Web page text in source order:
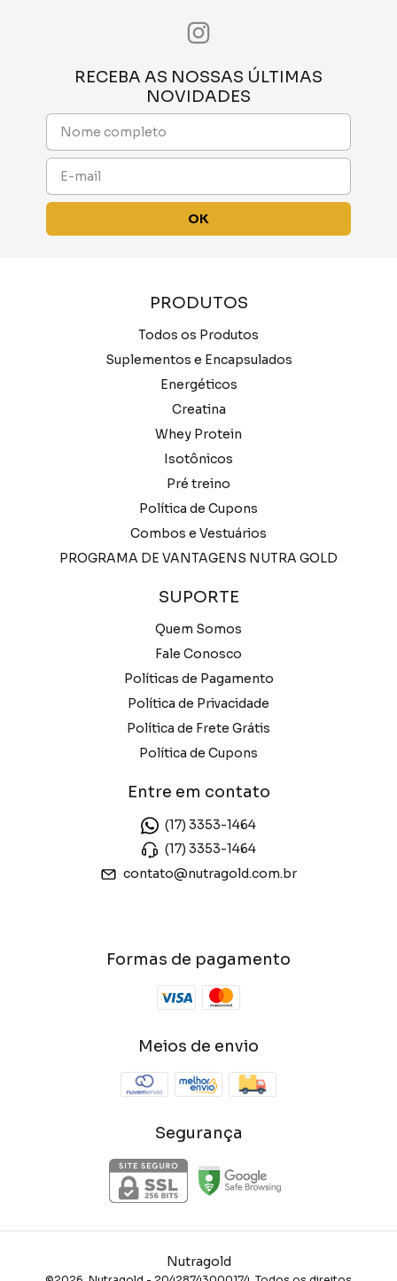
RECEBA AS NOSSAS ÚLTIMAS
NOVIDADES
PRODUTOS
Todos os Produtos
Suplementos e Encapsulados
Energéticos
Creatina
Whey Protein
Isotônicos
Pré treino
Política de Cupons
Combos e Vestuários
PROGRAMA DE VANTAGENS NUTRA GOLD
SUPORTE
Quem Somos
Fale Conosco
Políticas de Pagamento
Política de Privacidade
Política de Frete Grátis
Política de Cupons
Entre em contato
(17) 3353-1464
(17) 3353-1464
contato@nutragold.com.br
Formas de pagamento
Meios de envio
Segurança
Nutragold